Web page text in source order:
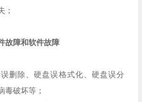
；
故障和软件故障
删除、硬盘误格式化、硬盘误分
毒破坏等；